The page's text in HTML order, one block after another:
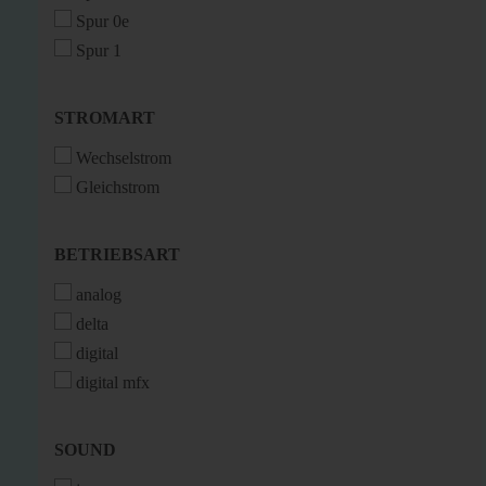
Spur 0e
Spur 1
STROMART
STROMART
Wechselstrom
Gleichstrom
BETRIEBSART
BETRIEBSART
analog
delta
digital
digital mfx
SOUND
SOUND